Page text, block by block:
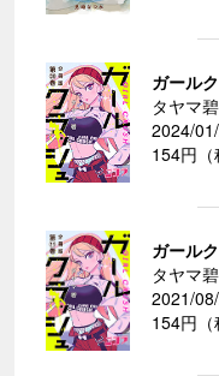
ガール
タヤマ
2024/
154円（
ガール
タヤマ
2021/
154円（